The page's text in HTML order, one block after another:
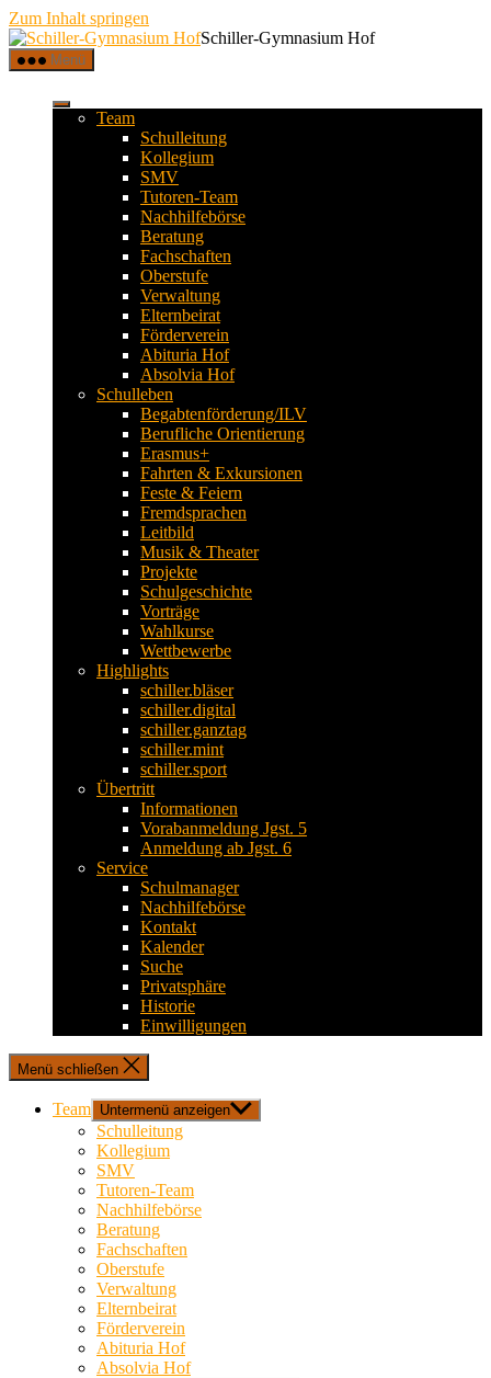
Zum Inhalt springen
Schiller-Gymnasium Hof
Menü
Team
Schulleitung
Kollegium
SMV
Tutoren-Team
Nachhilfebörse
Beratung
Fachschaften
Oberstufe
Verwaltung
Elternbeirat
Förderverein
Abituria Hof
Absolvia Hof
Schulleben
Begabtenförderung/ILV
Berufliche Orientierung
Erasmus+
Fahrten & Exkursionen
Feste & Feiern
Fremdsprachen
Leitbild
Musik & Theater
Projekte
Schulgeschichte
Vorträge
Wahlkurse
Wettbewerbe
Highlights
schiller.bläser
schiller.digital
schiller.ganztag
schiller.mint
schiller.sport
Übertritt
Informationen
Vorabanmeldung Jgst. 5
Anmeldung ab Jgst. 6
Service
Schulmanager
Nachhilfebörse
Kontakt
Kalender
Suche
Privatsphäre
Historie
Einwilligungen
Menü schließen
Team Untermenü anzeigen
Schulleitung
Kollegium
SMV
Tutoren-Team
Nachhilfebörse
Beratung
Fachschaften
Oberstufe
Verwaltung
Elternbeirat
Förderverein
Abituria Hof
Absolvia Hof